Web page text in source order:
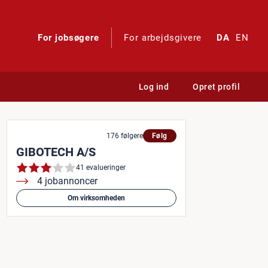
For jobsøgere For arbejdsgivere DA EN
Log ind Opret profil
og klarhed i det
176 følgere Følg
GIBOTECH A/S
41 evalueringer
4 jobannoncer
Om virksomheden